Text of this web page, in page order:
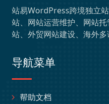
站易WordPress跨境独立
站、网站运营维护、网站
站、外贸网站建设、海外多
导航菜单
帮助文档